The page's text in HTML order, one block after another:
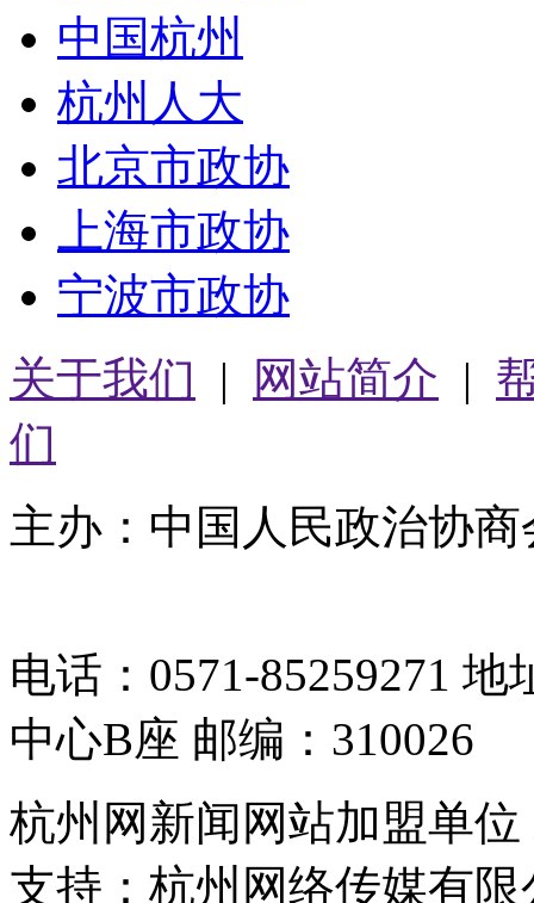
中国杭州
杭州人大
北京市政协
上海市政协
宁波市政协
关于我们 | 网站简介 |
们
主办：中国人民政治协
电话：0571-85259271
中心B座 邮编：310026
杭州网新闻网站加盟单
支持：杭州网络传媒有限